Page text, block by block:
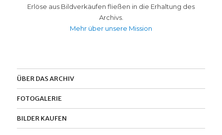
Erlöse aus Bildverkäufen fließen in die Erhaltung des
Archivs.
Mehr über unsere Mission
ÜBER DAS ARCHIV
FOTOGALERIE
BILDER KAUFEN